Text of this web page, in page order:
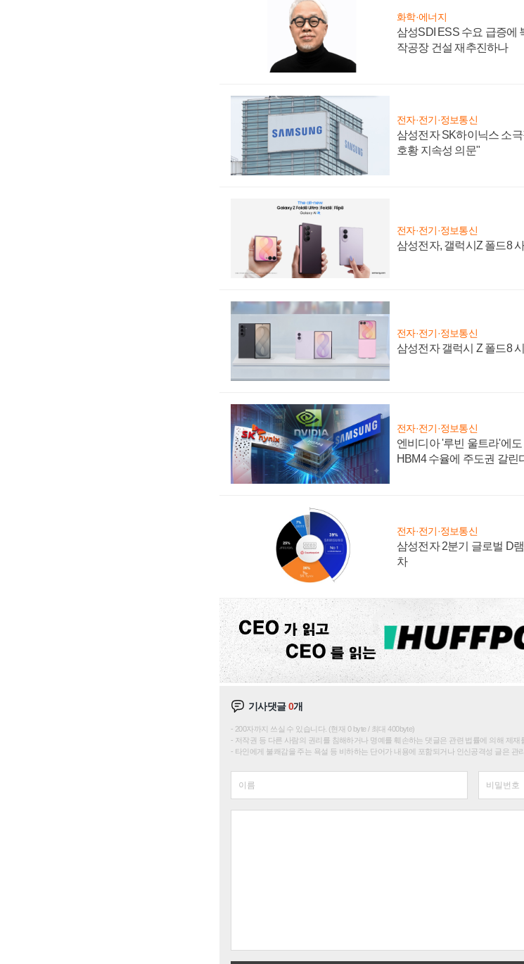
화학·에너지
삼성SDI ESS 수요 급증에
작공장 건설 재추진하나
전자·전기·정보통신
삼성전자 SK하이닉스 소
호황 지속성 의문"
전자·전기·정보통신
삼성전자, 갤럭시Z 폴드8
전자·전기·정보통신
삼성전자 갤럭시 Z 폴드8
전자·전기·정보통신
엔비디아 '루빈 울트라'에
HBM4 수율에 주도권 갈린
전자·전기·정보통신
삼성전자 2분기 글로벌 D
차
기사댓글0개
200자까지 쓰실 수 있습니다. (현재 0 byte / 최대 400byte)
저작권 등 다른 사람의 권리를 침해하거나 명예를 훼손하는 댓글은 관련 법률에 의해 제재
타인에게 불쾌감을 주는 욕설 등 비하하는 단어가 내용에 포함되거나 인신공격성 글은 관